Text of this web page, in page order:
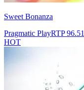
Sweet Bonanza
Pragmatic PlayRTP96.51
HOT